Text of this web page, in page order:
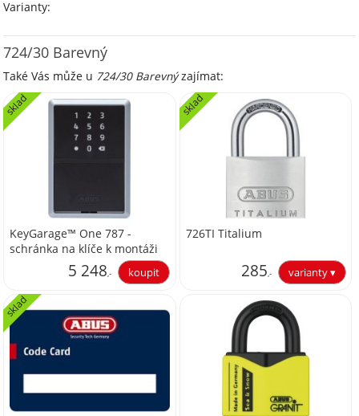
Varianty:
724/30 Barevný
Také Vás může u 724/30 Barevnýzajímat:
KeyGarage™ One 787 -
schránka na klíče k montáži
sklad
5 248,-
726TI Titalium
sklad
285,-
235,54
sklad